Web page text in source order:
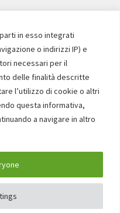
in esso integrati
o indirizzi IP) e
necessari per il
delle finalità descritte
l’utilizzo di cookie o altri
questa informativa,
a navigare in altro
.